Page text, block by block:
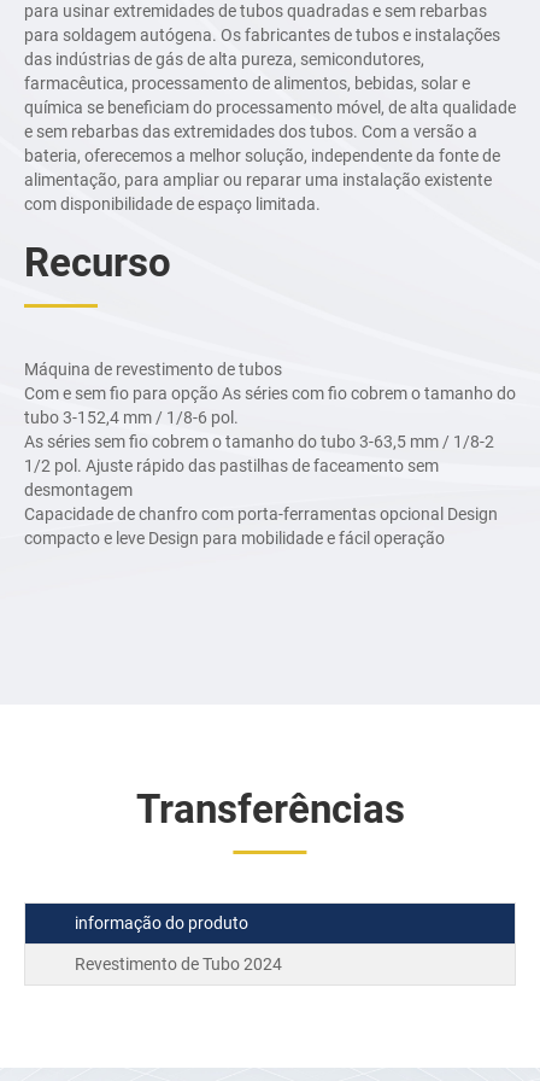
polegadas (12,7-114,3
mm)
F6.0AC: 2,0-6,0
polegadas (50,8-152,4
mm)
para usinar extremidades de tubos quadradas e sem rebarbas
para soldagem autógena. Os fabricantes de tubos e instalações
das indústrias de gás de alta pureza, semicondutores,
farmacêutica, processamento de alimentos, bebidas, solar e
química se beneficiam do processamento móvel, de alta qualidade
e sem rebarbas das extremidades dos tubos. Com a versão a
bateria, oferecemos a melhor solução, independente da fonte de
alimentação, para ampliar ou reparar uma instalação existente
com disponibilidade de espaço limitada.
Recurso
Máquina de revestimento de tubos
Com e sem fio para opção As séries com fio cobrem o tamanhodo
tubo 3-152,4 mm / 1/8-6 pol.
As séries sem fio cobrem o tamanho do tubo 3-63,5 mm / 1/8-2
1/2 pol. Ajuste rápido das pastilhas de faceamento sem
desmontagem
Capacidadede chanfro com porta-ferramentas opcional Design
compacto e leve Design para mobilidade e fácil operação
Transferências
informação do produto
Revestimento de Tubo 2024